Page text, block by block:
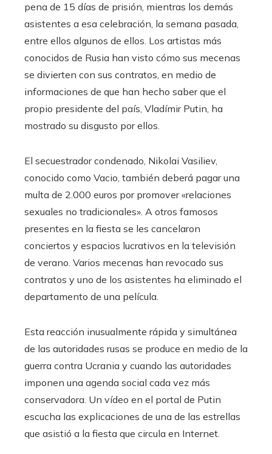
pena de 15 días de prisión, mientras los demás
asistentes a esa celebración, la semana pasada,
entre ellos algunos de ellos. Los artistas más
conocidos de Rusia han visto cómo sus mecenas
se divierten con sus contratos, en medio de
informaciones de que han hecho saber que el
propio presidente del país, Vladímir Putin, ha
mostrado su disgusto por ellos.
El secuestrador condenado, Nikolai Vasiliev,
conocido como Vacio, también deberá pagar una
multa de 2.000 euros por promover «relaciones
sexuales no tradicionales». A otros famosos
presentes en la fiesta se les cancelaron
conciertos y espacios lucrativos en la televisión
de verano. Varios mecenas han revocado sus
contratos y uno de los asistentes ha eliminado el
departamento de una película.
Esta reacción inusualmente rápida y simultánea
de las autoridades rusas se produce en medio de la
guerra contra Ucrania y cuando las autoridades
imponen una agenda social cada vez más
conservadora. Un vídeo en el portal de Putin
escucha las explicaciones de una de las estrellas
que asistió a la fiesta que circula en Internet.